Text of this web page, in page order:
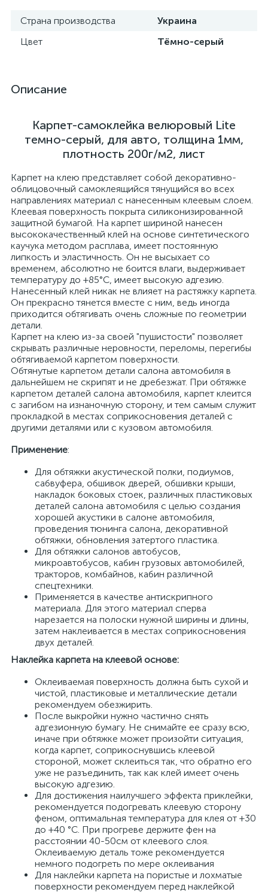
Страна производства
Украина
Цвет
Тёмно-серый
Описание
Карпет-самоклейка велюровый Lite
темно-серый, для авто, толщина 1мм,
плотность 200г/м2, лист
Карпет на клею представляет собой декоративно-
облицовочный самоклеящийся тянущийся во всех
направлениях материал с нанесенным клеевым слоем.
Клеевая поверхность покрыта силиконизированной
защитной бумагой. На карпет шириной нанесен
высококачественный клей на основе синтетического
каучука методом расплава, имеет постоянную
липкость и эластичность. Он не высыхает со
временем, абсолютно не боится влаги, выдерживает
температуру до +85°С, имеет высокую адгезию.
Нанесенный клей никак не влияет на растяжку карпета.
Он прекрасно тянется вместе с ним, ведь иногда
приходится обтягивать очень сложные по геометрии
детали.
Карпет на клею из-за своей "пушистости" позволяет
скрывать различные неровности, переломы, перегибы
обтягиваемой карпетом поверхности.
Обтянутые карпетом детали салона автомобиля в
дальнейшем не скрипят и не дребезжат. При обтяжке
карпетом деталей салона автомобиля, карпет клеится
с загибом на изнаночную сторону, и тем самым служит
прокладкой в местах соприкосновения деталей с
другими деталями или с кузовом автомобиля.
Применение:
Для обтяжки акустической полки, подиумов,
сабвуфера, обшивок дверей, обшивки крыши,
накладок боковых стоек, различных пластиковых
деталей салона автомобиля с целью создания
хорошей акустики в салоне автомобиля,
проведения тюнинга салона, декоративной
обтяжки, обновления затертого пластика.
Для обтяжки салонов автобусов,
микроавтобусов, кабин грузовых автомобилей,
тракторов, комбайнов, кабин различной
спецтехники.
Применяется в качестве антискрипного
материала. Для этого материал сперва
нарезается на полоски нужной ширины и длины,
затем наклеивается в местах соприкосновения
двух деталей.
Наклейка карпета на клеевой основе:
Оклеиваемая поверхность должна быть сухой и
чистой, пластиковые и металлические детали
рекомендуем обезжирить.
После выкройки нужно частично снять
адгезионную бумагу. Не снимайте ее сразу всю,
иначе при обтяжке может произойти ситуация,
когда карпет, соприкоснувшись клеевой
стороной, может склеиться так, что обратно его
уже не разъединить, так как клей имеет очень
высокую адгезию.
Для достижения наилучшего эффекта приклейки,
рекомендуется подогревать клеевую сторону
феном, оптимальная температура для клея от +30
до +40 °С. При прогреве держите фен на
расстоянии 40-50см от клеевого слоя.
Оклеиваемую деталь тоже рекомендуется
немного подогреть по мере оклеивания
Для наклейки карпета на пористые и лохматые
поверхности рекомендуем перед наклейкой